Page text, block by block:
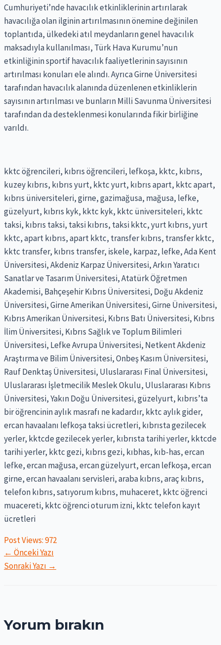
Cumhuriyeti’nde havacılık etkinliklerinin artırılarak
havacılığa olan ilginin artırılmasının önemine değinilen
toplantıda, ülkedeki atıl meydanların genel havacılık
maksadıyla kullanılması, Türk Hava Kurumu’nun
etkinliğinin sportif havacılık faaliyetlerinin sayısının
artırılması konuları ele alındı. Ayrıca Girne Üniversitesi
tarafından havacılık alanında düzenlenen etkinliklerin
sayısının artırılması ve bunların Milli Savunma Üniversitesi
tarafından da desteklenmesi konularında fikir birliğine
varıldı.
kktc öğrencileri, kıbrıs öğrencileri, lefkoşa, kktc, kıbrıs,
kuzey kıbrıs, kıbrıs yurt, kktc yurt, kıbrıs apart, kktc apart,
kıbrıs üniversiteleri, girne, gazimağusa, mağusa, lefke,
güzelyurt, kıbrıs kyk, kktc kyk, kktc üniversiteleri, kktc
taksi, kıbrıs taksi, taksi kıbrıs, taksi kktc, yurt kıbrıs, yurt
kktc, apart kıbrıs, apart kktc, transfer kıbrıs, transfer kktc,
kktc transfer, kıbrıs transfer, iskele, karpaz, lefke, Ada Kent
Üniversitesi, Akdeniz Karpaz Üniversitesi, Arkın Yaratıcı
Sanatlar ve Tasarım Üniversitesi, Atatürk Öğretmen
Akademisi, Bahçeşehir Kıbrıs Üniversitesi, Doğu Akdeniz
Üniversitesi, Girne Amerikan Üniversitesi, Girne Üniversitesi,
Kıbrıs Amerikan Üniversitesi, Kıbrıs Batı Üniversitesi, Kıbrıs
İlim Üniversitesi, Kıbrıs Sağlık ve Toplum Bilimleri
Üniversitesi, Lefke Avrupa Üniversitesi, Netkent Akdeniz
Araştırma ve Bilim Üniversitesi, Onbeş Kasım Üniversitesi,
Rauf Denktaş Üniversitesi, Uluslararası Final Üniversitesi,
Uluslararası İşletmecilik Meslek Okulu, Uluslararası Kıbrıs
Üniversitesi, Yakın Doğu Üniversitesi, güzelyurt, kıbrıs’ta
bir öğrencinin aylık masrafı ne kadardır, kktc aylık gider,
ercan havaalanı lefkoşa taksi ücretleri, kıbrısta gezilecek
yerler, kktcde gezilecek yerler, kıbrısta tarihi yerler, kktcde
tarihi yerler, kktc gezi, kıbrıs gezi, kıbhas, kıb-has, ercan
lefke, ercan mağusa, ercan güzelyurt, ercan lefkoşa, ercan
girne, ercan havaalanı servisleri, araba kıbrıs, araç kıbrıs,
telefon kıbrıs, satıyorum kıbrıs, muhaceret, kktc öğrenci
muacereti, kktc öğrenci oturum izni, kktc telefon kayıt
ücretleri
Post Views:972
Yazı
gezinmesi
← Önceki Yazı
Sonraki Yazı →
Yorum bırakın